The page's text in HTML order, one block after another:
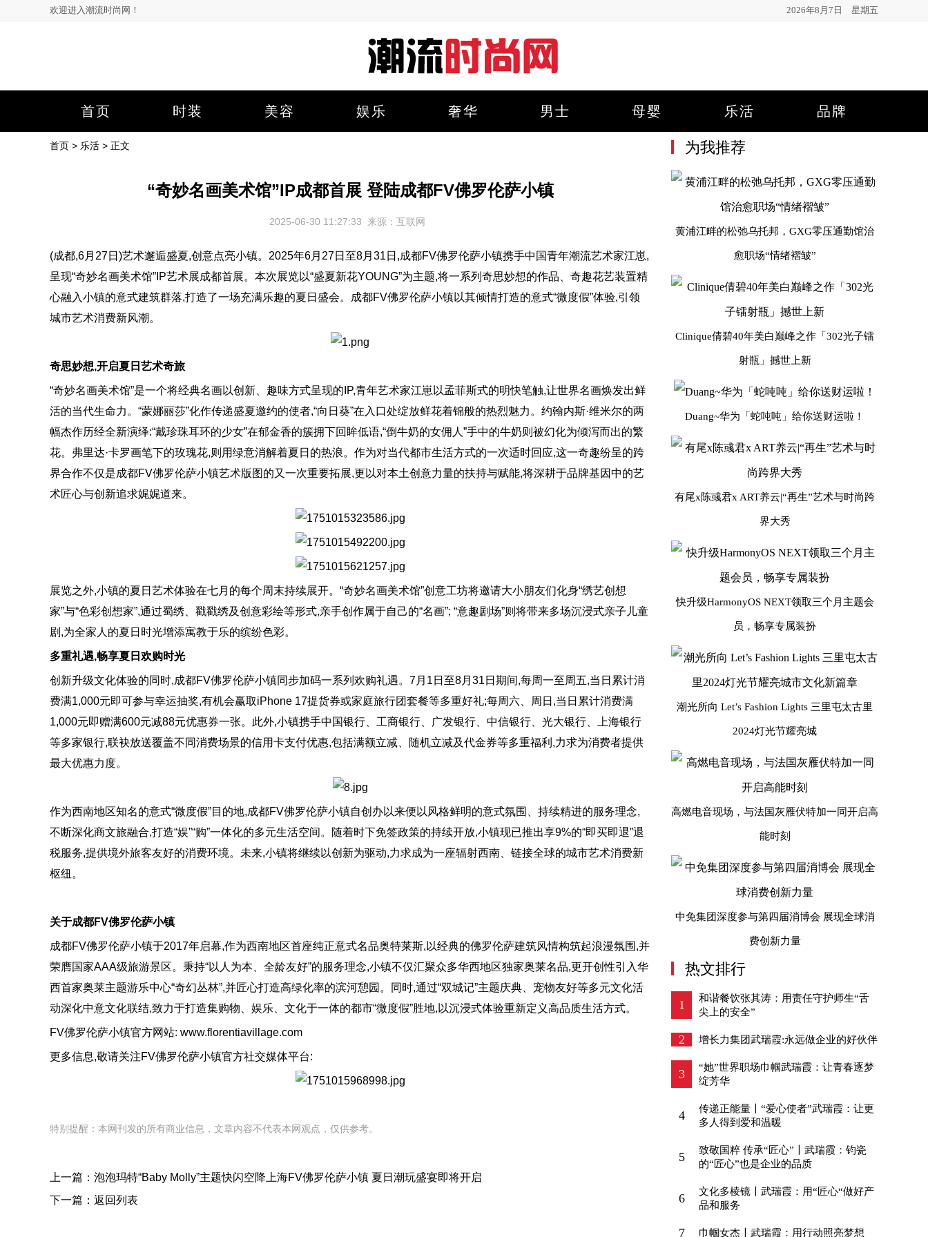
欢迎进入潮流时尚网！ 2026年8月7日 星期五
首页 时装 美容 娱乐 奢华 男士 母婴 乐活 品牌
首页 > 乐活 > 正文
“奇妙名画美术馆”IP成都首展 登陆成都FV佛罗伦萨小镇
2025-06-30 11:27:33 来源：互联网
(成都,6月27日)艺术邂逅盛夏,创意点亮小镇。2025年6月27日至8月31日,成都FV佛罗伦萨小镇携手中国青年潮流艺术家江崽,
呈现“奇妙名画美术馆”IP艺术展成都首展。本次展览以“盛夏新花YOUNG”为主题,将一系列奇思妙想的作品、奇趣花艺装置精
心融入小镇的意式建筑群落,打造了一场充满乐趣的夏日盛会。成都FV佛罗伦萨小镇以其倾情打造的意式“微度假”体验,引领
城市艺术消费新风潮。
奇思妙想,开启夏日艺术奇旅
“奇妙名画美术馆”是一个将经典名画以创新、趣味方式呈现的IP,青年艺术家江崽以孟菲斯式的明快笔触,让世界名画焕发出鲜
活的当代生命力。“蒙娜丽莎”化作传递盛夏邀约的使者,“向日葵”在入口处绽放鲜花着锦般的热烈魅力。约翰内斯·维米尔的两
幅杰作历经全新演绎:“戴珍珠耳环的少女”在郁金香的簇拥下回眸低语,“倒牛奶的女佣人”手中的牛奶则被幻化为倾泻而出的繁
花。弗里达·卡罗画笔下的玫瑰花,则用绿意消解着夏日的热浪。作为对当代都市生活方式的一次适时回应,这一奇趣纷呈的跨
界合作不仅是成都FV佛罗伦萨小镇艺术版图的又一次重要拓展,更以对本土创意力量的扶持与赋能,将深耕于品牌基因中的艺
术匠心与创新追求娓娓道来。
展览之外,小镇的夏日艺术体验在七月的每个周末持续展开。“奇妙名画美术馆”创意工坊将邀请大小朋友们化身“绣艺创想
家”与“色彩创想家”,通过蜀绣、戳戳绣及创意彩绘等形式,亲手创作属于自己的“名画”; “意趣剧场”则将带来多场沉浸式亲子儿童
剧,为全家人的夏日时光增添寓教于乐的缤纷色彩。
多重礼遇,畅享夏日欢购时光
创新升级文化体验的同时,成都FV佛罗伦萨小镇同步加码一系列欢购礼遇。7月1日至8月31日期间,每周一至周五,当日累计消
费满1,000元即可参与幸运抽奖,有机会赢取iPhone 17提货券或家庭旅行团套餐等多重好礼;每周六、周日,当日累计消费满
1,000元即赠满600元减88元优惠券一张。此外,小镇携手中国银行、工商银行、广发银行、中信银行、光大银行、上海银行
等多家银行,联袂放送覆盖不同消费场景的信用卡支付优惠,包括满额立减、随机立减及代金券等多重福利,力求为消费者提供
最大优惠力度。
作为西南地区知名的意式“微度假”目的地,成都FV佛罗伦萨小镇自创办以来便以风格鲜明的意式氛围、持续精进的服务理念,
不断深化商文旅融合,打造“娱”“购”一体化的多元生活空间。随着时下免签政策的持续开放,小镇现已推出享9%的“即买即退”退
税服务,提供境外旅客友好的消费环境。未来,小镇将继续以创新为驱动,力求成为一座辐射西南、链接全球的城市艺术消费新
枢纽。
关于成都FV佛罗伦萨小镇
成都FV佛罗伦萨小镇于2017年启幕,作为西南地区首座纯正意式名品奥特莱斯,以经典的佛罗伦萨建筑风情构筑起浪漫氛围,并
荣膺国家AAA级旅游景区。秉持“以人为本、全龄友好”的服务理念,小镇不仅汇聚众多华西地区独家奥莱名品,更开创性引入华
西首家奥莱主题游乐中心“奇幻丛林”,并匠心打造高绿化率的滨河憩园。同时,通过“双城记”主题庆典、宠物友好等多元文化活
动深化中意文化联结,致力于打造集购物、娱乐、文化于一体的都市“微度假”胜地,以沉浸式体验重新定义高品质生活方式。
FV佛罗伦萨小镇官方网站: www.florentiavillage.com
更多信息,敬请关注FV佛罗伦萨小镇官方社交媒体平台:
特别提醒：本网刊发的所有商业信息，文章内容不代表本网观点，仅供参考。
上一篇： 泡泡玛特“Baby Molly”主题快闪空降上海FV佛罗伦萨小镇 夏日潮玩盛宴即将开启
下一篇： 返回列表
为我推荐
黄浦江畔的松弛乌托邦，GXG零压通勤馆治
愈职场“情绪褶皱”
Clinique倩碧40年美白巅峰之作「302光子镭
射瓶」撼世上新
Duang~华为「蛇吨吨」给你送财运啦！
有尾x陈彧君x ART养云|“再生”艺术与时尚跨
界大秀
快升级HarmonyOS NEXT领取三个月主题会
员，畅享专属装扮
潮光所向 Let’s Fashion Lights 三里屯太古里
2024灯光节耀亮城
高燃电音现场，与法国灰雁伏特加一同开启高
能时刻
中免集团深度参与第四届消博会 展现全球消
费创新力量
热文排行
1
和谐餐饮张其涛：用责任守护师生“舌
尖上的安全”
2 增长力集团武瑞霞:永远做企业的好伙伴
3
“她”世界职场巾帼武瑞霞：让青春逐梦
绽芳华
4
传递正能量〡“爱心使者”武瑞霞：让更
多人得到爱和温暖
5
致敬国粹 传承“匠心”〡武瑞霞：钧瓷
的“匠心”也是企业的品质
6
文化多棱镜〡武瑞霞：用“匠心“做好产
品和服务
7 巾帼女杰〡武瑞霞：用行动照亮梦想